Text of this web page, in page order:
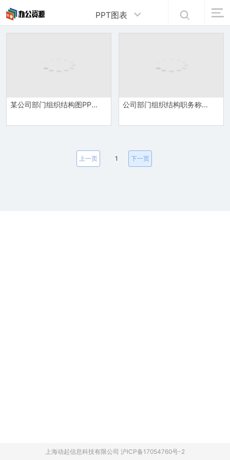
PPT图表
某公司部门组织结构图PPT图表 公司部门组织结构职务称呼PPT图表
上一页 1 下一页
上海动起信息科技有限公司 沪ICP备17054760号-2